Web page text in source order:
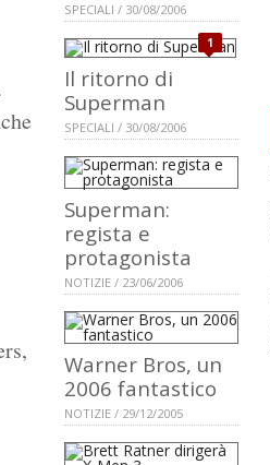
SPECIALI / 30/08/2006
1
Il ritorno di
Superman
SPECIALI / 30/08/2006
Superman:
regista e
protagonista
NOTIZIE / 23/06/2006
Warner Bros, un
2006 fantastico
NOTIZIE / 29/12/2005